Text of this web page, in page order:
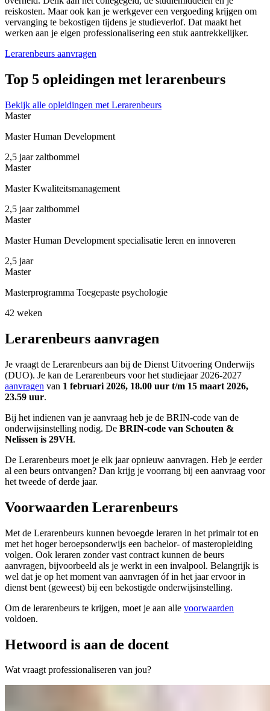
reiskosten. Maar ook kan je werkgever een vergoeding krijgen om
vervanging te bekostigen tijdens je studieverlof. Dat maakt het
werken aan je eigen professionalisering een stuk aantrekkelijker.
Lerarenbeurs aanvragen
Top 5 opleidingen met lerarenbeurs
Bekijk alle opleidingen met Lerarenbeurs
Master
Master Human Development
2,5 jaarzaltbommel
Master
Master Kwaliteitsmanagement
2,5 jaarzaltbommel
Master
Master Human Development specialisatie leren en innoveren
2,5 jaar
Master
Masterprogramma Toegepaste psychologie
42 weken
Lerarenbeurs aanvragen
Je vraagt de Lerarenbeurs aan bij de Dienst Uitvoering Onderwijs
(DUO). Je kan de Lerarenbeurs voor het studiejaar 2026-2027
aanvragen van 1 februari 2026, 18.00 uur t/m 15 maart 2026,
23.59 uur.
Bij het indienen van je aanvraag heb je de BRIN-code van de
onderwijsinstelling nodig. De BRIN-code van Schouten &
Nelissen is 29VH.
De Lerarenbeurs moet je elk jaar opnieuw aanvragen. Heb je eerder
al een beurs ontvangen? Dan krijg je voorrang bij een aanvraag voor
het tweede of derde jaar.
Voorwaarden Lerarenbeurs
Met de Lerarenbeurs kunnen bevoegde leraren in het primair tot en
met het hoger beroepsonderwijs een bachelor- of masteropleiding
volgen. Ook leraren zonder vast contract kunnen de beurs
aanvragen, bijvoorbeeld als je werkt in een invalpool. Belangrijk is
wel dat je op het moment van aanvragen óf in het jaar ervoor in
dienst bent (geweest) bij een bekostigde onderwijsinstelling.
Om de lerarenbeurs te krijgen, moet je aan alle voorwaarden
voldoen.
Hetwoord is aan de docent
Wat vraagt professionaliseren van jou?